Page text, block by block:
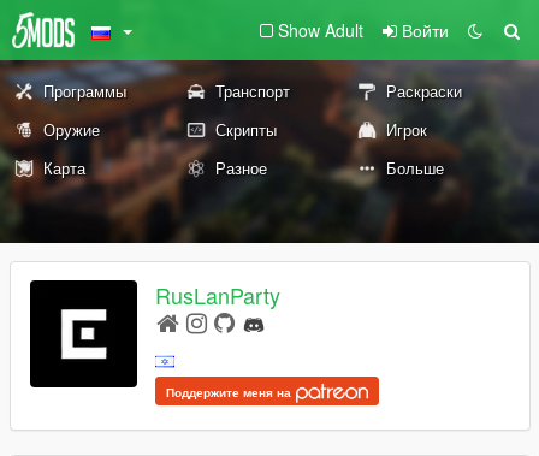
Show Adult Войти
Программы Транспорт
Раскраски
Оружие
Скрипты
Игрок
Карта
Разное Больше
RusLanParty
Поддержите меня на